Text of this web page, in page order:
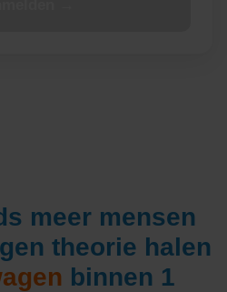
meer mensen
theorie halen
binnen 1